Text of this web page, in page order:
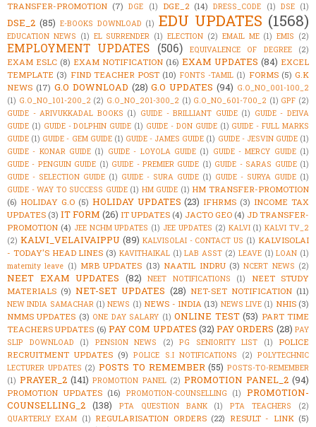
TRANSFER-PROMOTION (7) DGE (1) DGE_2 (14) DRESS_CODE (1) DSE (1)
DSE_2 (85) E-BOOKS DOWNLOAD (1) EDU UPDATES (1568)
EDUCATION NEWS (1) EL SURRENDER (1) ELECTION (2) EMAIL ME (1) EMIS (2)
EMPLOYMENT UPDATES (506) EQUIVALENCE OF DEGREE (2)
EXAM ESLC (8) EXAM NOTIFICATION (16) EXAM UPDATES (84) EXCEL
TEMPLATE (3) FIND TEACHER POST (10) FONTS -TAMIL (1) FORMS (5) G.K
NEWS (17) G.O DOWNLOAD (28) G.O UPDATES (94) G.O_NO_001-100_2
(1) G.O_NO_101-200_2 (2) G.O_NO_201-300_2 (1) G.O_NO_601-700_2 (1) GPF (2)
GUIDE - ARIVUKKADAL BOOKS (1) GUIDE - BRILLIANT GUIDE (1) GUIDE - DEIVA
GUIDE (1) GUIDE - DOLPHIN GUIDE (1) GUIDE - DON GUIDE (1) GUIDE - FULL MARKS
GUIDE (1) GUIDE - GEM GUIDE (1) GUIDE - JAMES GUIDE (1) GUIDE - JESVIN GUIDE (1)
GUIDE - KONAR GUIDE (1) GUIDE - LOYOLA GUIDE (1) GUIDE - MERCY GUIDE (1)
GUIDE - PENGUIN GUIDE (1) GUIDE - PREMIER GUIDE (1) GUIDE - SARAS GUIDE (1)
GUIDE - SELECTION GUIDE (1) GUIDE - SURA GUIDE (1) GUIDE - SURYA GUIDE (1)
GUIDE - WAY TO SUCCESS GUIDE (1) HM GUIDE (1) HM TRANSFER-PROMOTION
(6) HOLIDAY G.O (5) HOLIDAY UPDATES (23) IFHRMS (3) INCOME TAX
UPDATES (3) IT FORM (26) IT UPDATES (4) JACTO GEO (4) JD TRANSFER-
PROMOTION (4) JEE NCHM UPDATES (1) JEE UPDATES (2) KALVI (1) KALVI TV_2
(2) KALVI_VELAIVAIPPU (89) KALVISOLAI - CONTACT US (1) KALVISOLAI
- TODAY'S HEAD LINES (3) KAVITHAIKAL (1) LAB ASST (2) LEAVE (1) LOAN (1)
maternity leave (1) MRB UPDATES (13) NAATIL INDRU (3) NCERT NEWS (2)
NEET EXAM UPDATES (82) NEET NOTIFICATIONS (1)
NEET STUDY
MATERIALS (9) NET-SET UPDATES (28) NET-SET NOTIFICATION (11)
NEW INDIA SAMACHAR (1) NEWS (1) NEWS - INDIA (13) NEWS LIVE (1) NHIS (3)
NMMS UPDATES (3) ONE DAY SALARY (1) ONLINE TEST (53) PART TIME
TEACHERS UPDATES (6) PAY COM UPDATES (32) PAY ORDERS (28) PAY
SLIP DOWNLOAD
(1) PENSION NEWS (2) PG SENIORITY LIST (1)
POLICE
RECRUITMENT UPDATES (9) POLICE S.I NOTIFICATIONS (2) POLYTECHNIC
LECTURER UPDATES (2) POSTS TO REMEMBER (55) POSTS-TO-REMEMBER
(1) PRAYER_2 (141) PROMOTION PANEL (2) PROMOTION PANEL_2 (94)
PROMOTION UPDATES (16) PROMOTION-COUNSELLING (1)
PROMOTION-
COUNSELLING_2 (138) PTA QUESTION BANK (1) PTA TEACHERS
(2)
QUARTERLY EXAM (1) REGULARISATION ORDERS (22) RESULT - LINK (5)